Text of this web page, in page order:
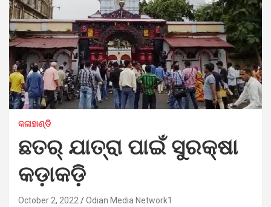
କଳାହାଣ୍ଡି
ଛତର୍ ଯାତ୍ରା ପାଇଁ ସୁରକ୍ଷା
କଡ଼ାକଡ଼ି
October 2, 2022 Odian Media Network1